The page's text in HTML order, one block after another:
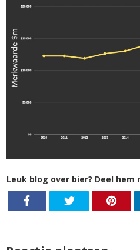
Leuk blog over bier? Deel hem